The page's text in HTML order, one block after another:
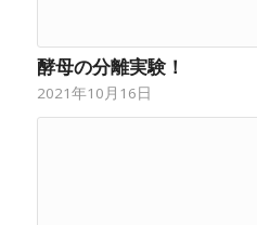
酵母の分離実験！
2021年10月16日